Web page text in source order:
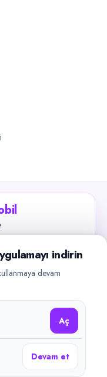
hızlıca
Google Play
saklıdır.
indirin
devam
Aç
Devam et